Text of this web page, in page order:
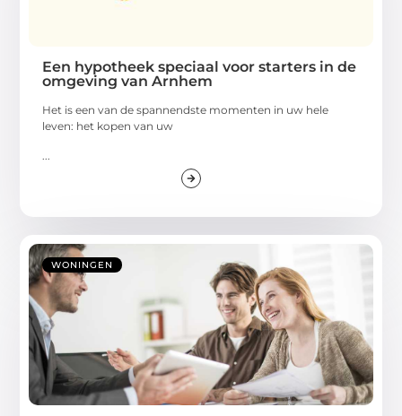
Een hypotheek speciaal voor starters in de
omgeving van Arnhem
Het is een van de spannendste momenten in uw hele
leven: het kopen van uw
WONINGEN